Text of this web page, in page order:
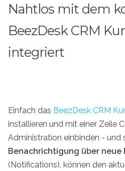
Nahtlos mit dem
BeezDesk CRM
integriert
Einfach das BeezDesk CRM
installieren und mit einer Zeile
Administration einbinden - und
Benachrichtigung über neue
(Notifications), können den